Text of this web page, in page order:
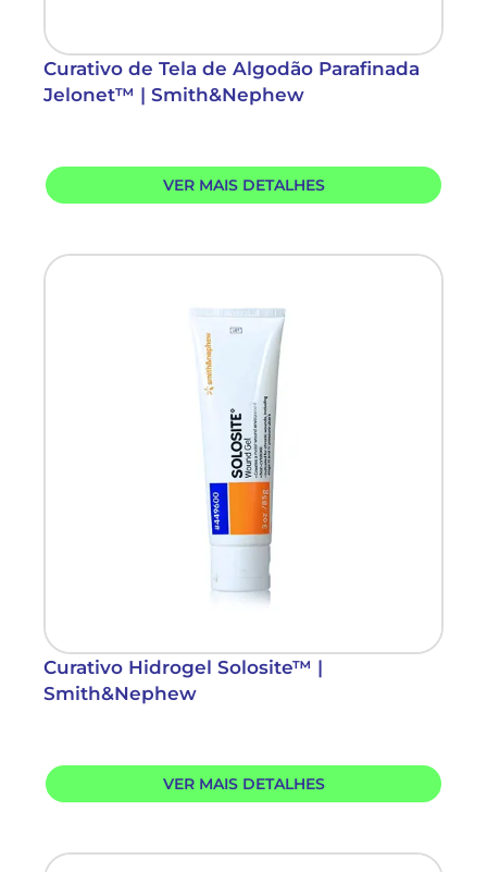
Curativo de Tela de Algodão Parafinada
Jelonet™ | Smith&Nephew
VER MAIS DETALHES
Curativo Hidrogel Solosite™ |
Smith&Nephew
VER MAIS DETALHES